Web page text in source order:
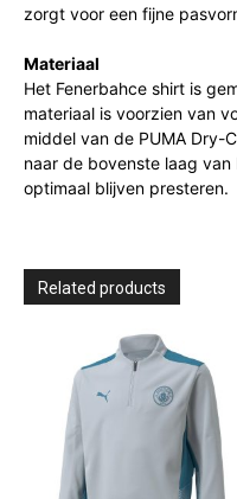
zorgt voor een fijne
Materiaal
Het Fenerbahce shirt is
materiaal is voorzien van
middel van de PUMA Dry-
naar de bovenste laag
optimaal blijven presteren.
Related products